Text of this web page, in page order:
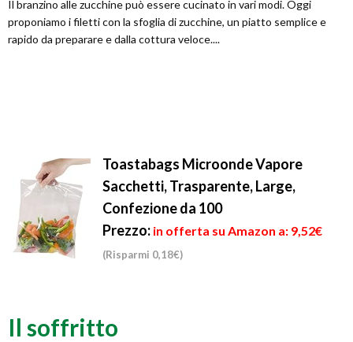
Il branzino alle zucchine può essere cucinato in vari modi. Oggi
proponiamo i filetti con la sfoglia di zucchine, un piatto semplice e
rapido da preparare e dalla cottura veloce....
Toastabags Microonde Vapore
Sacchetti, Trasparente, Large,
Confezione da 100
Prezzo: in offerta su Amazon a: 9,52€
(Risparmi 0,18€)
Il soffritto